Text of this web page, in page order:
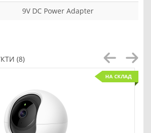
9V DC Power Adapter
(8)
НА СКЛАД